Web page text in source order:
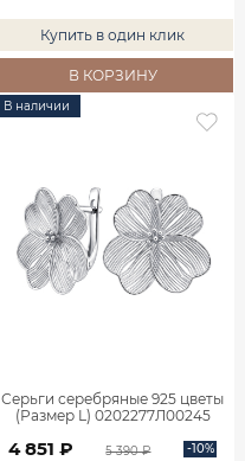
Купить в один клик
В КОРЗИНУ
В наличии
Серьги серебряные 925 цветы
(Размер L) 0202277Л00245
4 851 ₽ 5 390 ₽ -10%